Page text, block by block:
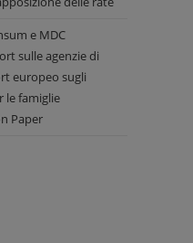
e MDC
sulle agenzie di
europeo sugli
le famiglie
Paper